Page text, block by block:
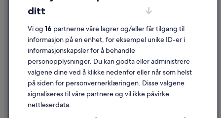
Juridisk informasjon / kontakt oss
Retningslinjer for innhold og rapportering av innhold
Hjelp
Kontakt oss
Avbestille eller endre bestillingen
ditt
Vi og 16 partnerne våre lagrer og/eller får tilgang til
informasjon på en enhet, for eksempel unike ID-er i
informasjonskapsler for å behandle
personopplysninger. Du kan godta eller administrere
valgene dine ved å klikke nedenfor eller når som helst
på siden for personvernerklæringen. Disse valgene
signaliseres til våre partnere og vil ikke påvirke
nettleserdata.